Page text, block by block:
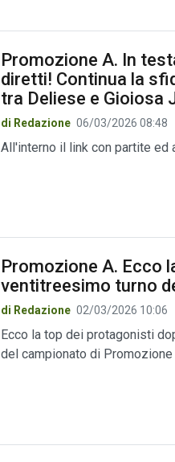
Promozione A. In
diretti! Continua la
tra Deliese e Gioiosa
di Redazione 06/03/2026 08:48
All'interno il link con partite ed
Promozione A. Ecco
ventitreesimo turno
di Redazione 02/03/2026 10:06
Ecco la top dei protagonisti
del campionato di Promozione